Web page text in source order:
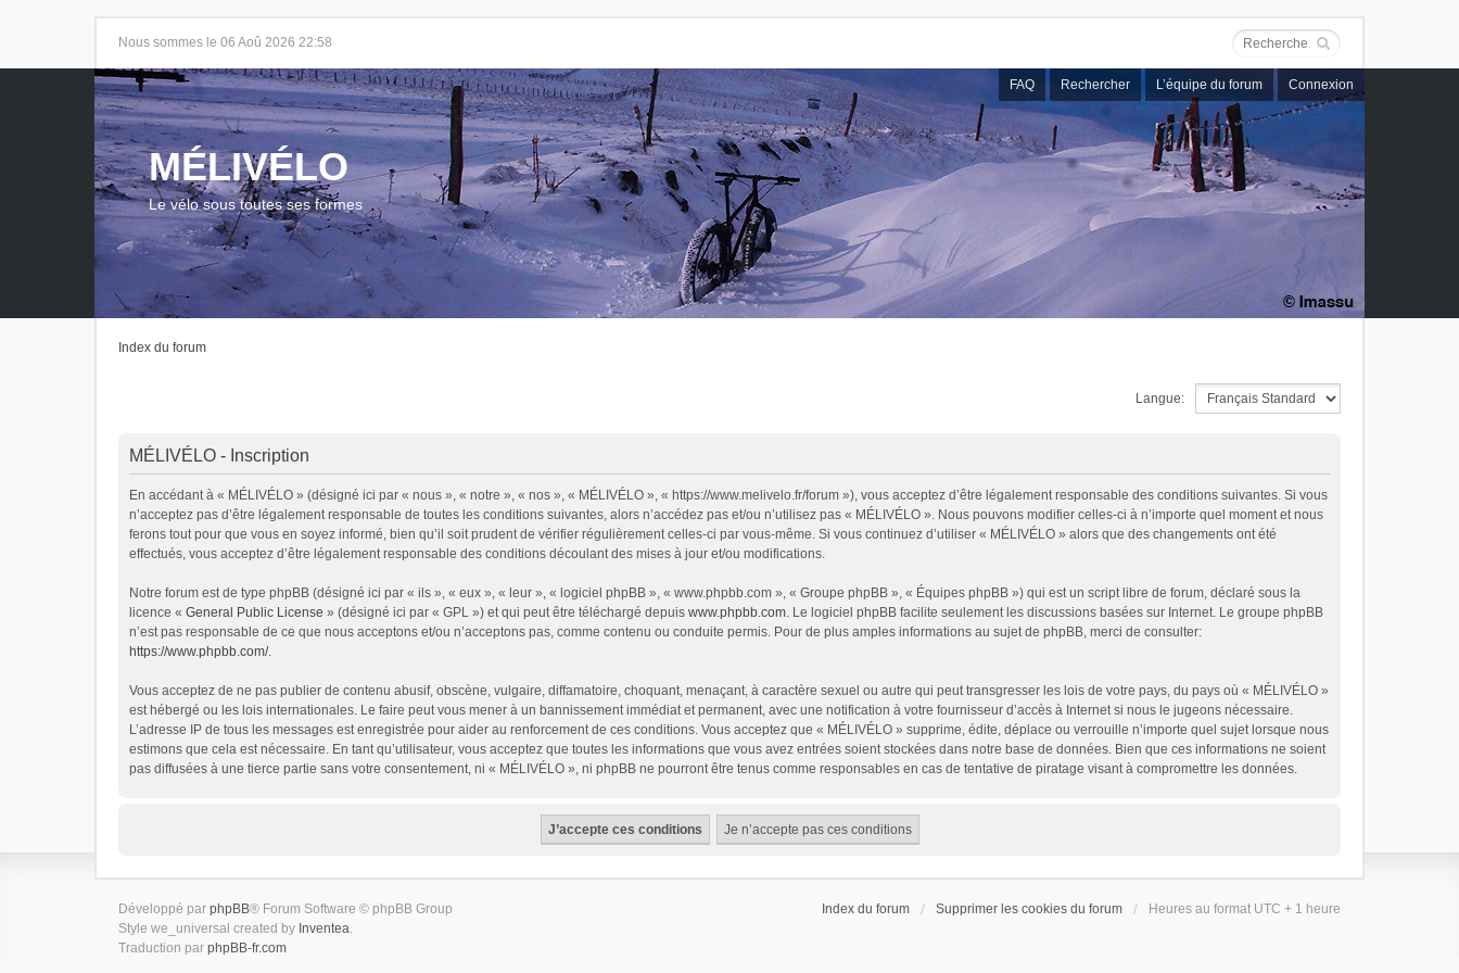
Nous sommes le 06 Aoû 2026 22:58
FAQ Rechercher L’équipe du forum Connexion
MÉLIVÉLO
Le vélo sous toutes ses formes
Index du forum
Langue:
MÉLIVÉLO - Inscription
En accédant à « MÉLIVÉLO » (désigné ici par « nous », « notre », « nos », « MÉLIVÉLO », « https://www.melivelo.fr/forum »), vous acceptez d’être légalement responsable des conditions suivantes. Si vous
n’acceptez pas d’être légalement responsable de toutes les conditions suivantes, alors n’accédez pas et/ou n’utilisez pas « MÉLIVÉLO ». Nous pouvons modifier celles-ci à n’importe quel moment et nous
ferons tout pour que vous en soyez informé, bien qu’il soit prudent de vérifier régulièrement celles-ci par vous-même. Si vous continuez d’utiliser « MÉLIVÉLO » alors que des changements ont été
effectués, vous acceptez d’être légalement responsable des conditions découlant des mises à jour et/ou modifications.
Notre forum est de type phpBB (désigné ici par « ils », « eux », « leur », « logiciel phpBB », « www.phpbb.com », « Groupe phpBB », « Équipes phpBB ») qui est un script libre de forum, déclaré sous la
licence « General Public License » (désigné ici par « GPL ») et qui peut être téléchargé depuis www.phpbb.com. Le logiciel phpBB facilite seulement les discussions basées sur Internet. Le groupe phpBB
n’est pas responsable de ce que nous acceptons et/ou n’acceptons pas, comme contenu ou conduite permis. Pour de plus amples informations au sujet de phpBB, merci de consulter:
https://www.phpbb.com/.
Vous acceptez de ne pas publier de contenu abusif, obscène, vulgaire, diffamatoire, choquant, menaçant, à caractère sexuel ou autre qui peut transgresser les lois de votre pays, du pays où « MÉLIVÉLO »
est hébergé ou les lois internationales. Le faire peut vous mener à un bannissement immédiat et permanent, avec une notification à votre fournisseur d’accès à Internet si nous le jugeons nécessaire.
L’adresse IP de tous les messages est enregistrée pour aider au renforcement de ces conditions. Vous acceptez que « MÉLIVÉLO » supprime, édite, déplace ou verrouille n’importe quel sujet lorsque nous
estimons que cela est nécessaire. En tant qu’utilisateur, vous acceptez que toutes les informations que vous avez entrées soient stockées dans notre base de données. Bien que ces informations ne soient
pas diffusées à une tierce partie sans votre consentement, ni « MÉLIVÉLO », ni phpBB ne pourront être tenus comme responsables en cas de tentative de piratage visant à compromettre les données.
Index du forum Supprimer les cookies du forum Heures au format UTC + 1 heure
Développé par phpBB® Forum Software © phpBB Group
Style we_universal created by Inventea.
Traduction par phpBB-fr.com